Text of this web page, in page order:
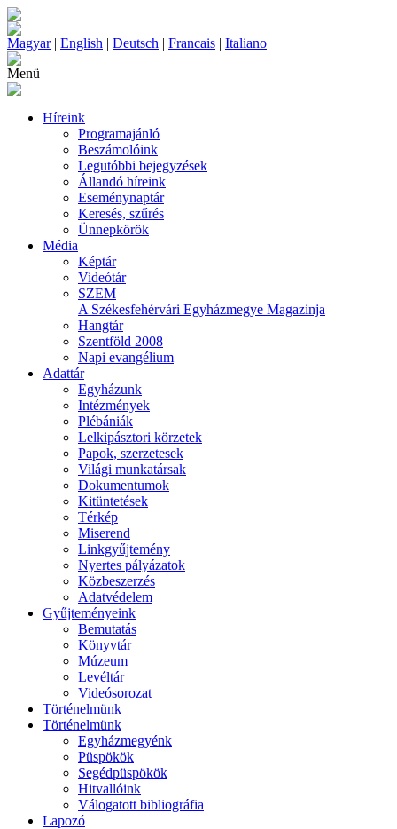
Magyar| English | Deutsch | Francais | Italiano
Menü
Híreink
Programajánló
Beszámolóink
Legutóbbi bejegyzések
Állandó híreink
Eseménynaptár
Keresés, szűrés
Ünnepkörök
Média
Képtár
Videótár
SZEM
A Székesfehérvári Egyházmegye Magazinja
Hangtár
Szentföld 2008
Napi evangélium
Adattár
Egyházunk
Intézmények
Plébániák
Lelkipásztori körzetek
Papok, szerzetesek
Világi munkatársak
Dokumentumok
Kitüntetések
Térkép
Miserend
Linkgyűjtemény
Nyertes pályázatok
Közbeszerzés
Adatvédelem
Gyűjteményeink
Bemutatás
Könyvtár
Múzeum
Levéltár
Videósorozat
Történelmünk
Történelmünk
Egyházmegyénk
Püspökök
Segédpüspökök
Hitvallóink
Válogatott bibliográfia
Lapozó